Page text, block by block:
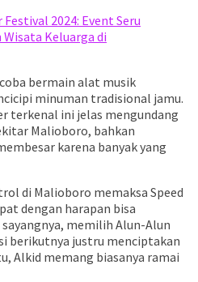
2024: Event Seru
Wisata Keluarga di
bermain alat musik
minuman tradisional jamu.
terkenal ini jelas mengundang
Malioboro, bahkan
karena banyak yang
di Malioboro memaksa Speed
dengan harapan bisa
memilih Alun-Alun
berikutnya justru menciptakan
Alkid memang biasanya ramai